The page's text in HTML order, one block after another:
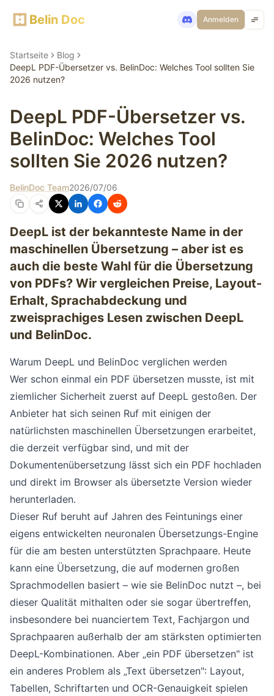
Belin Doc Anmelden
Startseite
Blog
DeepL PDF-Übersetzer vs. BelinDoc: Welches Tool sollten Sie
2026 nutzen?
DeepL PDF-Übersetzer vs.
BelinDoc: Welches Tool
sollten Sie 2026 nutzen?
BelinDoc Team2026/07/06
DeepL ist der bekannteste Name in der
maschinellen Übersetzung – aber ist es
auch die beste Wahl für die Übersetzung
von PDFs? Wir vergleichen Preise, Layout-
Erhalt, Sprachabdeckung und
zweisprachiges Lesen zwischen DeepL
und BelinDoc.
Warum DeepL und BelinDoc verglichen werden
Wer schon einmal ein PDF übersetzen musste, ist mit
ziemlicher Sicherheit zuerst auf DeepL gestoßen. Der
Anbieter hat sich seinen Ruf mit einigen der
natürlichsten maschinellen Übersetzungen erarbeitet,
die derzeit verfügbar sind, und mit der
Dokumentenübersetzung lässt sich ein PDF hochladen
und direkt im Browser als übersetzte Version wieder
herunterladen.
Dieser Ruf beruht auf Jahren des Feintunings einer
eigens entwickelten neuronalen Übersetzungs-Engine
für die am besten unterstützten Sprachpaare. Heute
kann eine Übersetzung, die auf modernen großen
Sprachmodellen basiert – wie sie BelinDoc nutzt –, bei
dieser Qualität mithalten oder sie sogar übertreffen,
insbesondere bei nuanciertem Text, Fachjargon und
Sprachpaaren außerhalb der am stärksten optimierten
DeepL-Kombinationen. Aber „ein PDF übersetzen" ist
ein anderes Problem als „Text übersetzen": Layout,
Tabellen, Schriftarten und OCR-Genauigkeit spielen